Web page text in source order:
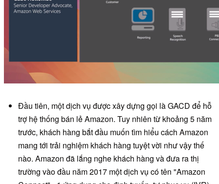
Đầu tiên, một dịch vụ được xây dựng gọi là GACD để hỗ
trợ hệ thống bán lẻ Amazon. Tuy nhiên từ khoảng 5 năm
trước, khách hàng bắt đầu muốn tìm hiểu cách Amazon
mang tới trải nghiệm khách hàng tuyệt vời như vậy thế
nào. Amazon đã lắng nghe khách hàng và đưa ra thị
trường vào đầu năm 2017 một dịch vụ có tên "Amazon